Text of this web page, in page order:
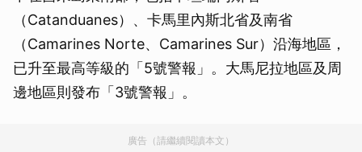
（Catanduanes）、卡馬里內斯北省及南省
（Camarines Norte、Camarines Sur）沿海地區，
已升至最高等級的「5號警報」。大馬尼拉地區及周
邊地區則發布「3號警報」。
廣告（請繼續閱讀本文）